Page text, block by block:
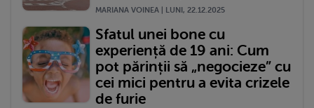
MARIANA VOINEA | LUNI, 22.12.2025
Sfatul unei bone cu
experiență de 19 ani: Cum
pot părinții să „negocieze” cu
cei mici pentru a evita crizele
de furie